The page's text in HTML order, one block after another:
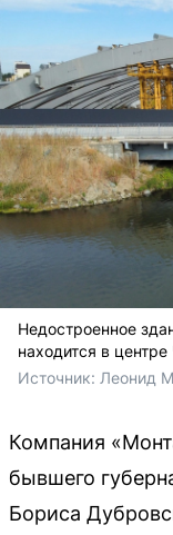
Недостроенное
находится в
Источник: Леонид
Компания
бывшего
Бориса